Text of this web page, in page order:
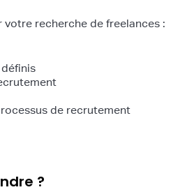
recherche de freelances :
de recrutement
?